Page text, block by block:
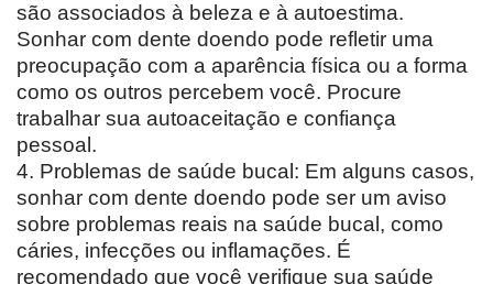
são associados à beleza e à autoestima.
Sonhar com dente doendo pode refletir uma
preocupação com a aparência física ou a forma
como os outros percebem você. Procure
trabalhar sua autoaceitação e confiança
pessoal.
4. Problemas de saúde bucal: Em alguns casos,
sonhar com dente doendo pode ser um aviso
sobre problemas reais na saúde bucal, como
cáries, infecções ou inflamações. É
recomendado que você verifique sua saúde